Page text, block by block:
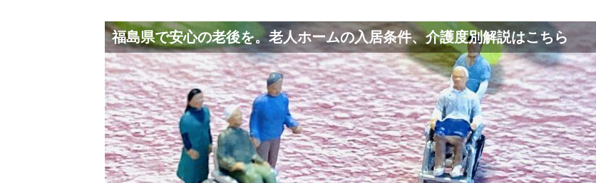
福島県で安心の老後を。老人ホームの入居条件、介護度別解説はこちら